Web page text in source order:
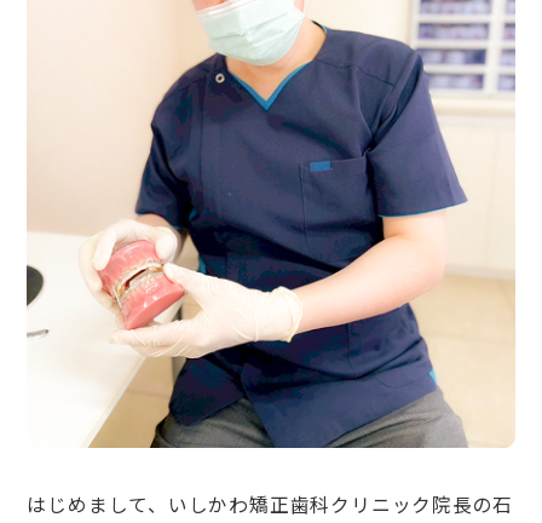
はじめまして、いしかわ矯正歯科クリニック院長の石